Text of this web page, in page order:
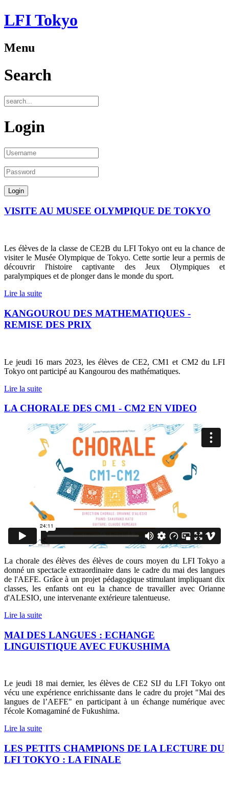
LFI Tokyo
Menu
Search
Login
VISITE AU MUSEE OLYMPIQUE DE TOKYO
Les élèves de la classe de CE2B du LFI Tokyo ont eu la chance de
visiter le Musée Olympique de Tokyo. Cette sortie leur a permis de
découvrir l'histoire captivante des Jeux Olympiques et
paralympiques et de plonger dans le monde du sport.
Lire la suite
KANGOUROU DES MATHEMATIQUES -
REMISE DES PRIX
Le jeudi 16 mars 2023, les élèves de CE2, CM1 et CM2 du LFI
Tokyo ont participé au Kangourou des mathématiques.
Lire la suite
LA CHORALE DES CM1 - CM2 EN VIDEO
La chorale des élèves des élèves de cours moyen du LFI Tokyo a
donné un spectacle extraordinaire dans le cadre du mai des langues
de l'AEFE. Grâce à un projet pédagogique stimulant impliquant dix
classes, les enfants ont eu la chance de travailler avec Orianne
d'ALESIO, une intervenante extérieure talentueuse.
Lire la suite
MAI DES LANGUES : ECHANGE
LINGUISTIQUE AVEC FUKUSHIMA
Le jeudi 18 mai dernier, les élèves de CE2 SIJ du LFI Tokyo ont
vécu une expérience enrichissante dans le cadre du projet "Mai des
langues de l’AEFE" en participant à un échange numérique avec
l'école Komagaminé de Fukushima.
Lire la suite
LES PETITS CHAMPIONS DE LA LECTURE DU
LFI TOKYO : LA FINALE